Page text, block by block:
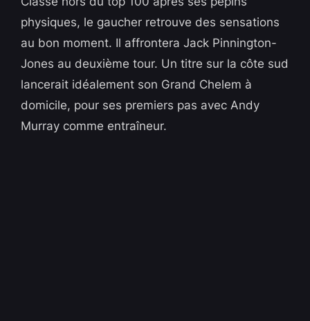
physiques, le gaucher retrouve des sensations
au bon moment. Il affrontera Jack Pinnington-
Jones au deuxième tour. Un titre sur la côte sud
lancerait idéalement son Grand Chelem à
domicile, pour ses premiers pas avec Andy
Murray comme entraîneur.